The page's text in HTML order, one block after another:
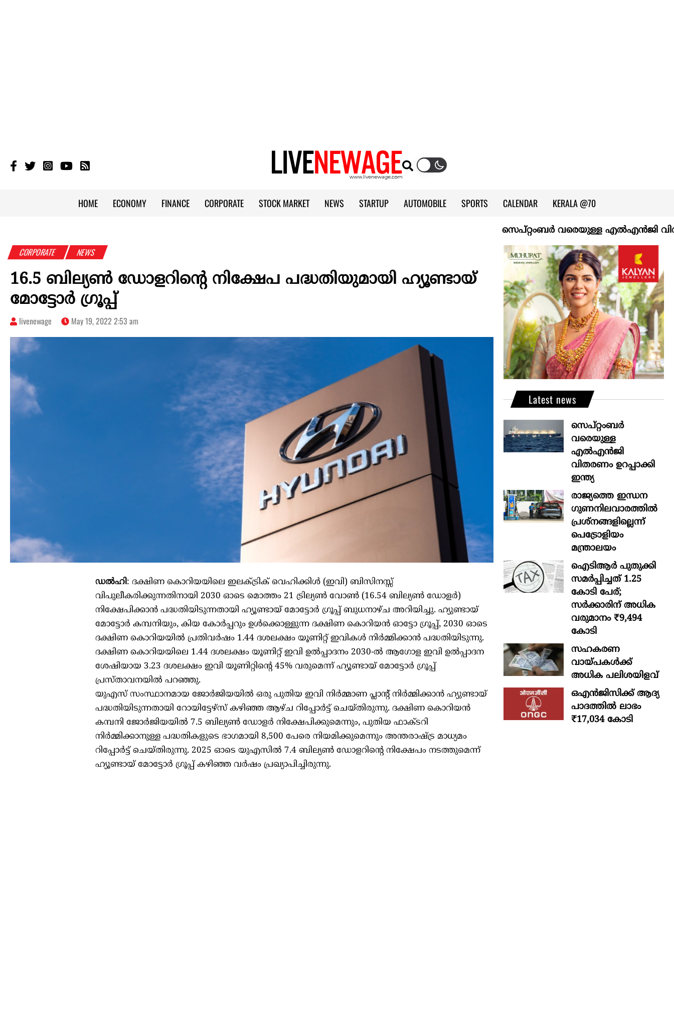
HOME ECONOMY FINANCE CORPORATE STOCK MARKET NEWS STARTUP AUTOMOBILE SPORTS CALENDAR KERALA @70
സെപ്റ്റംബർ വരെയുള്ള എൽഎൻജി വിതരണം
CORPORATE NEWS
16.5 ബില്യൺ ഡോളറിന്റെ നിക്ഷേപ പദ്ധതിയുമായി ഹ്യൂണ്ടായ്
മോട്ടോർ ഗ്രൂപ്പ്
livenewage May 19, 2022 2:53 am
ഡൽഹി: ദക്ഷിണ കൊറിയയിലെ ഇലക്ട്രിക് വെഹിക്കിൾ (ഇവി) ബിസിനസ്സ്
വിപുലീകരിക്കുന്നതിനായി 2030 ഓടെ മൊത്തം 21 ട്രില്യൺ വോൺ (16.54 ബില്യൺ ഡോളർ)
നിക്ഷേപിക്കാൻ പദ്ധതിയിടുന്നതായി ഹ്യൂണ്ടായ് മോട്ടോർ ഗ്രൂപ്പ് ബുധനാഴ്ച അറിയിച്ചു. ഹ്യുണ്ടായ്
മോട്ടോർ കമ്പനിയും, കിയ കോർപ്പറും ഉൾക്കൊള്ളുന്ന ദക്ഷിണ കൊറിയൻ ഓട്ടോ ഗ്രൂപ്പ്, 2030 ഓടെ
ദക്ഷിണ കൊറിയയിൽ പ്രതിവർഷം 1.44 ദശലക്ഷം യൂണിറ്റ് ഇവികൾ നിർമ്മിക്കാൻ പദ്ധതിയിടുന്നു.
ദക്ഷിണ കൊറിയയിലെ 1.44 ദശലക്ഷം യൂണിറ്റ് ഇവി ഉൽപ്പാദനം 2030-ൽ ആഗോള ഇവി ഉൽപ്പാദന
ശേഷിയായ 3.23 ദശലക്ഷം ഇവി യൂണിറ്റിന്റെ 45% വരുമെന്ന് ഹ്യൂണ്ടായ് മോട്ടോർ ഗ്രൂപ്പ്
പ്രസ്താവനയിൽ പറഞ്ഞു.
യുഎസ് സംസ്ഥാനമായ ജോർജിയയിൽ ഒരു പുതിയ ഇവി നിർമ്മാണ പ്ലാന്റ് നിർമ്മിക്കാൻ ഹ്യുണ്ടായ്
പദ്ധതിയിടുന്നതായി റോയിട്ടേഴ്‌സ് കഴിഞ്ഞ ആഴ്ച റിപ്പോർട്ട് ചെയ്തിരുന്നു. ദക്ഷിണ കൊറിയൻ
കമ്പനി ജോർജിയയിൽ 7.5 ബില്യൺ ഡോളർ നിക്ഷേപിക്കുമെന്നും, പുതിയ ഫാക്ടറി
നിർമ്മിക്കാനുള്ള പദ്ധതികളുടെ ഭാഗമായി 8,500 പേരെ നിയമിക്കുമെന്നും അന്തരാഷ്ട്ര മാധ്യമം
റിപ്പോർട്ട് ചെയ്തിരുന്നു. 2025 ഓടെ യുഎസിൽ 7.4 ബില്യൺ ഡോളറിന്റെ നിക്ഷേപം നടത്തുമെന്ന്
ഹ്യൂണ്ടായ് മോട്ടോർ ഗ്രൂപ്പ് കഴിഞ്ഞ വർഷം പ്രഖ്യാപിച്ചിരുന്നു.
Latest news
സെപ്റ്റംബർ
വരെയുള്ള
എൽഎൻജി
വിതരണം ഉറപ്പാക്കി
ഇന്ത്യ
രാജ്യത്തെ ഇന്ധന
ഗുണനിലവാരത്തില്‍
പ്രശ്‌നങ്ങളില്ലെന്ന്
പെട്രോളിയം
മന്ത്രാലയം
ഐടിആര്‍ പുതുക്കി
സമർപ്പിച്ചത് 1.25
കോടി പേര്;
സർക്കാരിന് അധിക
വരുമാനം ₹9,494
കോടി
സഹകരണ
വായ്പകള്‍ക്ക്
അധിക പലിശയിളവ്
ഒഎന്‍ജിസിക്ക് ആദ്യ
പാദത്തില്‍ ലാഭം
₹17,034 കോടി